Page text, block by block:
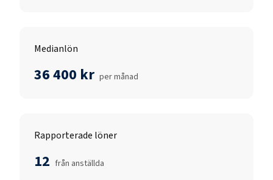
Medianlön
36 400 kr per månad
Rapporterade löner
12 från anställda